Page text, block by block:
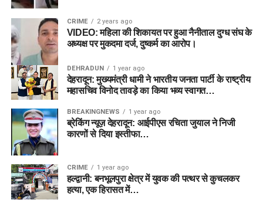
CRIME 2 years ago
VIDEO: महिला की शिकायत पर हुआ नैनीताल दुग्ध संघ के
अध्यक्ष पर मुकदमा दर्ज, दुष्कर्म का आरोप।
DEHRADUN 1 year ago
देहरादून: मुख्यमंत्री धामी ने भारतीय जनता पार्टी के राष्ट्रीय
महासचिव विनोद तावड़े का किया भव्य स्वागत…
BREAKINGNEWS 1 year ago
ब्रेकिंग न्यूज़ देहरादून: आईपीएस रचिता जुयाल ने निजी
कारणों से दिया इस्तीफा…
CRIME 1 year ago
हल्द्वानी: बनभूलपुरा क्षेत्र में युवक की पत्थर से कुचलकर
हत्या, एक हिरासत में…